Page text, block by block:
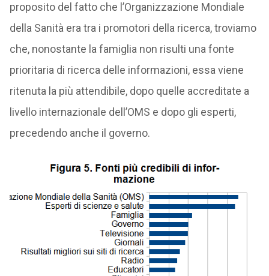
proposito del fatto che l’Organizzazione Mondiale
della Sanità era tra i promotori della ricerca, troviamo
che, nonostante la famiglia non risulti una fonte
prioritaria di ricerca delle informazioni, essa viene
ritenuta la più attendibile, dopo quelle accreditate a
livello internazionale dell’OMS e dopo gli esperti,
precedendo anche il governo.